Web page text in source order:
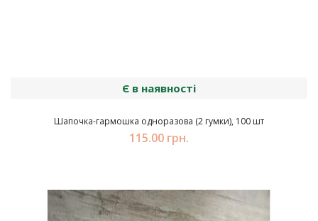
Є в наявності
Шапочка-гармошка одноразова (2 гумки), 100 шт
115.00 грн.